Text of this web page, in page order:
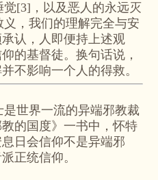
[3]，以及恶人的永远灭
，我们的理解完全与安
认，人即便持上述观
的基督徒。换句话说，
不影响一个人的得救。
是世界一流的异端邪教裁
的国度》一书中，怀特
日会信仰不是异端邪
正统信仰。